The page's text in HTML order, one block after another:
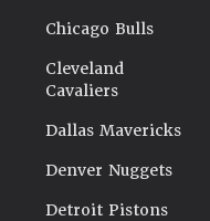
Chicago Bulls
Cleveland
Cavaliers
Dallas Mavericks
Denver Nuggets
Detroit Pistons